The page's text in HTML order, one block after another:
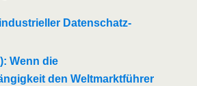
Datenschatz-
Wenn die
den Weltmarktführer